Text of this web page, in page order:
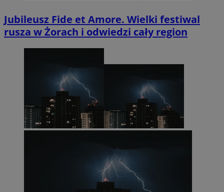
Jubileusz Fide et Amore. Wielki festiwal
rusza w Żorach i odwiedzi cały region